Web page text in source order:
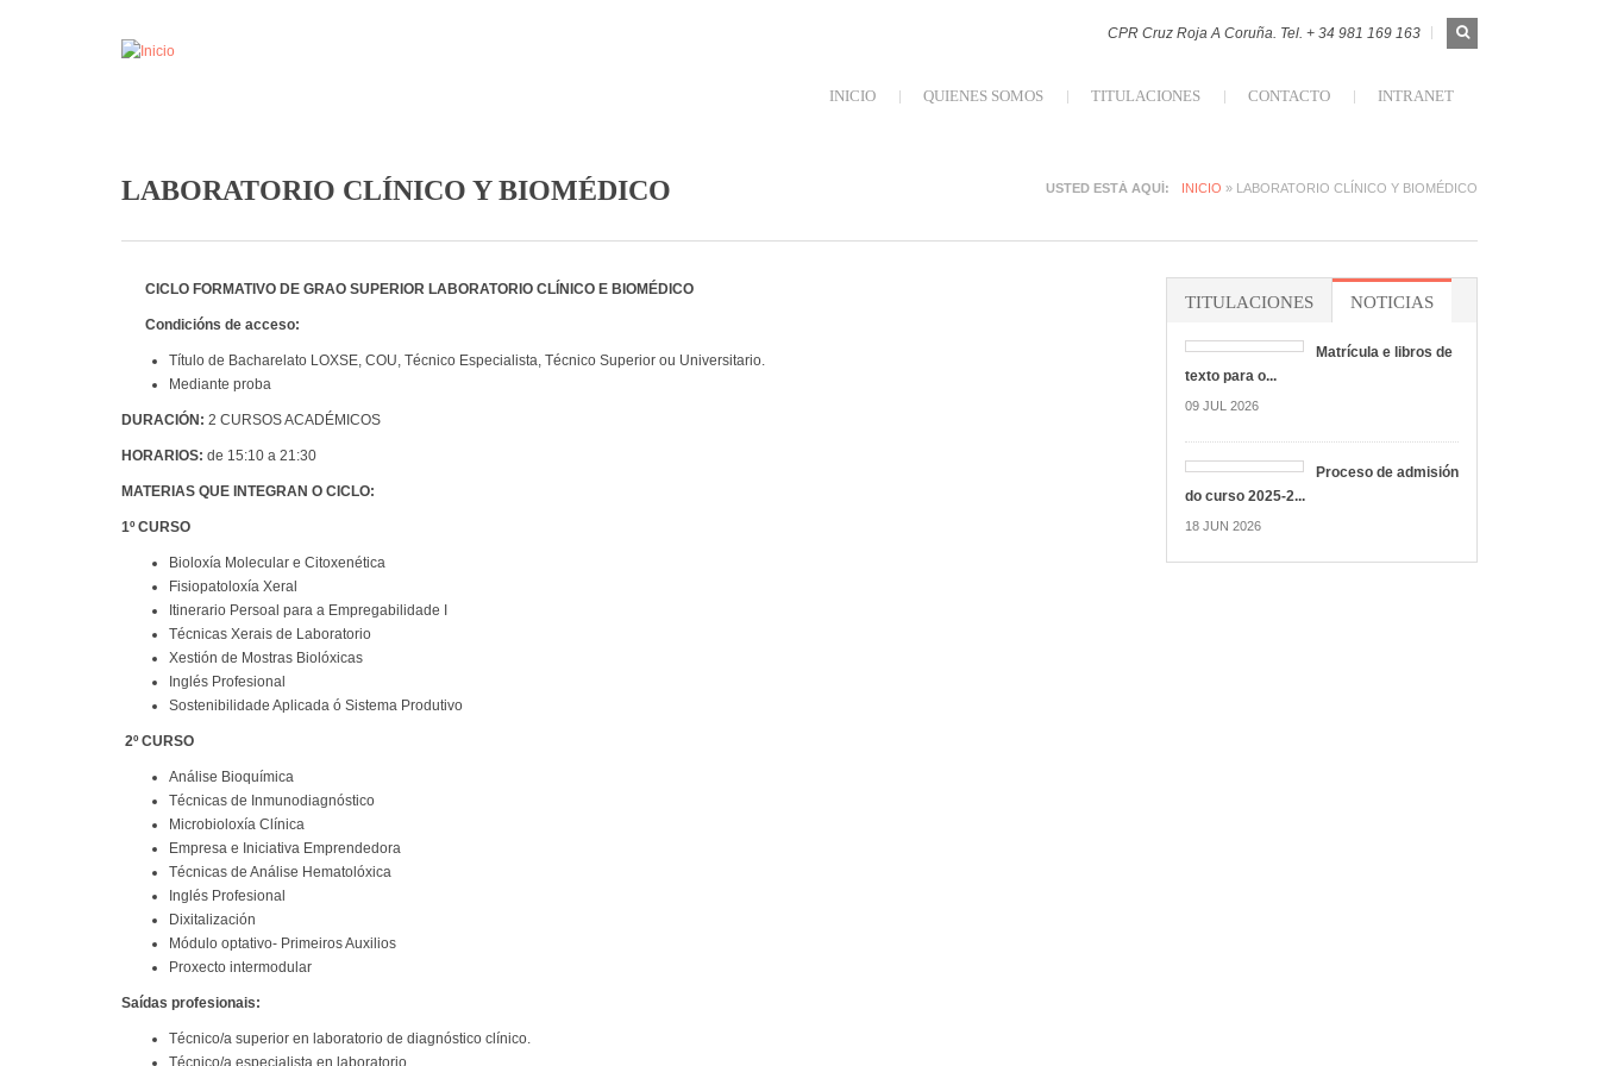
CPR Cruz Roja A Coruña. Tel. + 34 981 169 163
FORMULARIO
Buscar
INICIO QUIENES SOMOS TITULACIONES CONTACTO INTRANET
USTED ESTÁ AQUÍ INICIO » LABORATORIO CLÍNICO Y BIOMÉDICO
LABORATORIO CLÍNICO Y BIOMÉDICO
CICLO FORMATIVO DE GRAO SUPERIOR LABORATORIO CLÍNICO E BIOMÉDICO
Condicións de acceso:
Título de Bacharelato LOXSE, COU, Técnico Especialista, Técnico Superior ou Universitario.
Mediante proba
DURACIÓN: 2 CURSOS ACADÉMICOS
HORARIOS: de 15:10 a 21:30
MATERIAS QUE INTEGRAN O CICLO:
1º CURSO
Bioloxía Molecular e Citoxenética
Fisiopatoloxía Xeral
Itinerario Persoal para a Empregabilidade I
Técnicas Xerais de Laboratorio
Xestión de Mostras Biolóxicas
Inglés Profesional
Sostenibilidade Aplicada ó Sistema Produtivo
2º CURSO
Análise Bioquímica
Técnicas de Inmunodiagnóstico
Microbioloxía Clínica
Empresa e Iniciativa Emprendedora
Técnicas de Análise Hematolóxica
Inglés Profesional
Dixitalización
Módulo optativo- Primeiros Auxilios
Proxecto intermodular
Saídas profesionais:
Técnico/a superior en laboratorio de diagnóstico clínico.
Técnico/a especialista en laboratorio.
TITULACIONES NOTICIAS
Matrícula e libros de
texto para o...
09 JUL 2026
Proceso de admisión
do curso 2025-2...
18 JUN 2026